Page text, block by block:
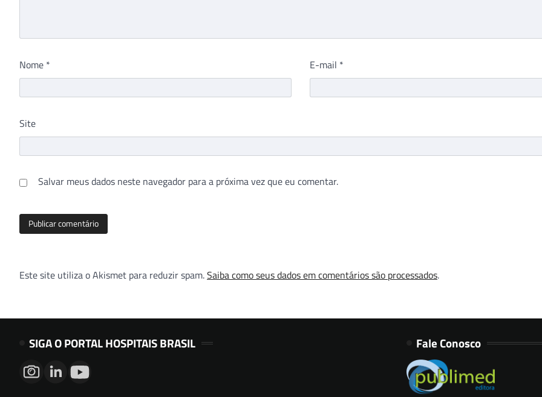
Nome * E-mail *
Site
Salvar meus dados neste navegador para a próxima vez que eu comentar.
Este site utiliza o Akismet para reduzir spam.Saiba como seus dados em comentários são processados.
SIGA O PORTAL HOSPITAIS BRASIL Fale Conosco